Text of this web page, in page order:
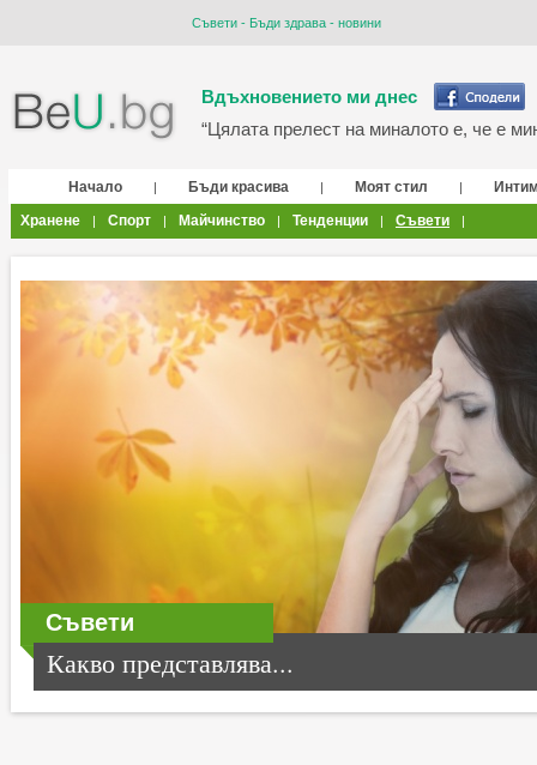
Съвети - Бъди здрава - новини
Вдъхновението ми днес
“Цялата прелест на миналото е, че е
Начало | Бъди красива | Моят стил |
Хранене
| Спорт | Майчинство | Тенденции | Съвети |
Съвети
Какво представлява...